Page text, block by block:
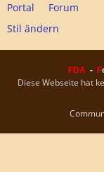
Stil ändern
Portal Forum
FDA - F
Diese Webseite hat